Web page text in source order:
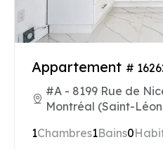
Appartement #
#A - 8199 Rue de
Montréal (Saint-
1Chambres1Bains0